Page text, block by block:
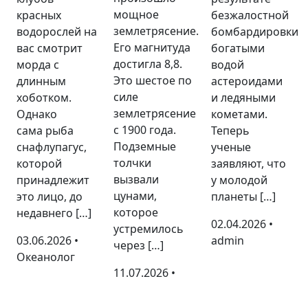
красных
водорослей на
вас смотрит
морда с
длинным
хоботком.
Однако
сама рыба
снафлупагус,
которой
принадлежит
это лицо, до
недавнего […]
03.06.2026 •
Океанолог
мощное
землетрясение.
Его магнитуда
достигла 8,8.
Это шестое по
силе
землетрясение
с 1900 года.
Подземные
толчки
вызвали
цунами,
которое
устремилось
через […]
11.07.2026 •
безжалостной
бомбардировки
богатыми
водой
астероидами
и ледяными
кометами.
Теперь
ученые
заявляют, что
у молодой
планеты […]
02.04.2026 •
admin